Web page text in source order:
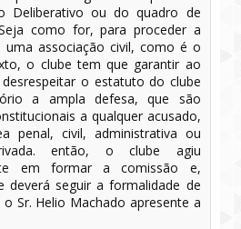
Deliberativo ou do quadro de
como for, para proceder a
uma associação civil, como é o
o clube tem que garantir ao
o estatuto do clube
a ampla defesa, que são
a qualquer acusado,
penal, civil, administrativa ou
então, o clube agiu
em formar a comissão e,
deverá seguir a formalidade de
Sr. Helio Machado apresente a